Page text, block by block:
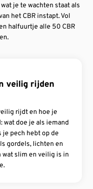
je te wachten staat als
het CBR instapt. Vol
halfuurtje alle 50 CBR
veilig rijden
rijdt en hoe je
wat doe je als iemand
je pech hebt op de
gordels, lichten en
wat slim en veilig is in